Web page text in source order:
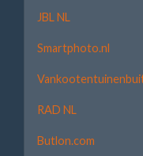
JBL NL
Smartphoto.nl
RAD NL
Butlon.com